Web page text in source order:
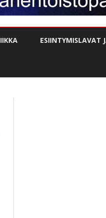
ESIINTYMISLAVAT